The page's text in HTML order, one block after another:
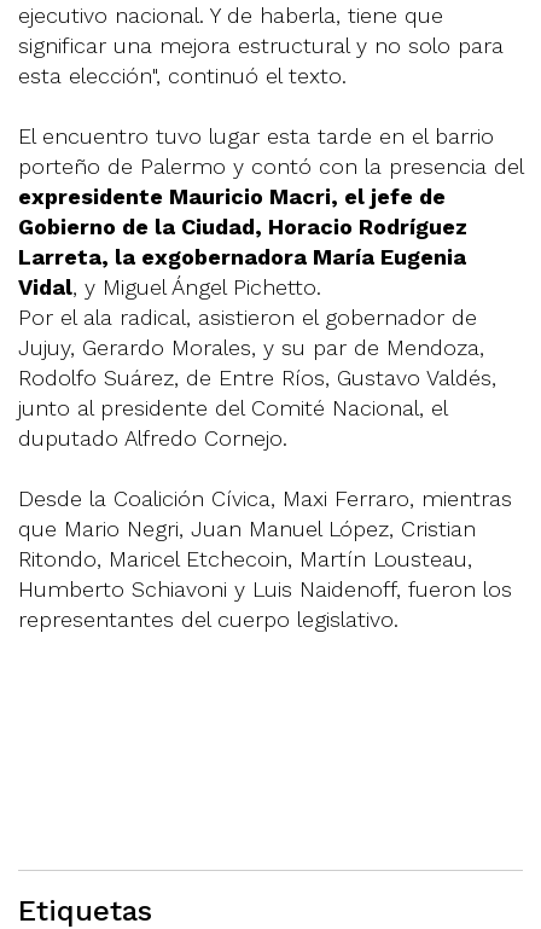
ejecutivo nacional. Y de haberla, tiene que
significar una mejora estructural y no solo para
esta elección", continuó el texto.
El encuentro tuvo lugar esta tarde en el barrio
porteño de Palermo y contó con la presencia del
expresidente Mauricio Macri, el jefe de
Gobierno de la Ciudad, Horacio Rodríguez
Larreta, la exgobernadora María Eugenia
Vidal, y Miguel Ángel Pichetto.
Por el ala radical, asistieron el gobernador de
Jujuy, Gerardo Morales, y su par de Mendoza,
Rodolfo Suárez, de Entre Ríos, Gustavo Valdés,
junto al presidente del Comité Nacional, el
duputado Alfredo Cornejo.
Desde la Coalición Cívica, Maxi Ferraro, mientras
que Mario Negri, Juan Manuel López, Cristian
Ritondo, Maricel Etchecoin, Martín Lousteau,
Humberto Schiavoni y Luis Naidenoff, fueron los
representantes del cuerpo legislativo.
Etiquetas